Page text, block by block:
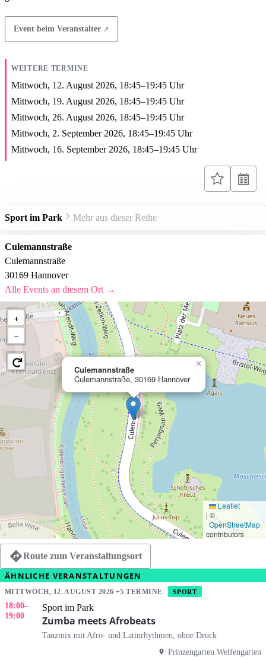
Event beim Veranstalter
WEITERE TERMINE
Mittwoch, 12. August 2026, 18:45–19:45 Uhr
Mittwoch, 19. August 2026, 18:45–19:45 Uhr
Mittwoch, 26. August 2026, 18:45–19:45 Uhr
Mittwoch, 2. September 2026, 18:45–19:45 Uhr
Mittwoch, 16. September 2026, 18:45–19:45 Uhr
Sport im Park Mehr aus dieser Reihe
Culemannstraße
Culemannstraße
30169 Hannover
Alle Events an diesem Ort →
Culemannstraße
Culemannstraße, 30169 Hannover
×
+
−
Leaflet
| ©
OpenStreetMap
contributors
Route zum Veranstaltungsort
ÄHNLICHE VERANSTALTUNGEN
MITTWOCH, 12. AUGUST 2026 +5 TERMINE SPORT
18:00–
19:00
Sport im Park
Zumba meets Afrobeats
Tanzmix mit Afro- und Latinrhythmen, ohne Druck
Prinzengarten Welfengarten